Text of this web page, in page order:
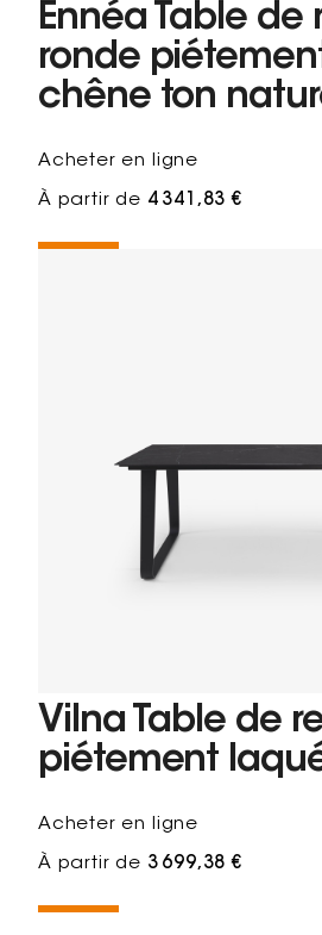
Ennéa Table de
ronde
chêne ton
Acheter en ligne
À partir de 4 341,83 €
Vilna Table de
piétement
Acheter en ligne
À partir de 3 699,38 €